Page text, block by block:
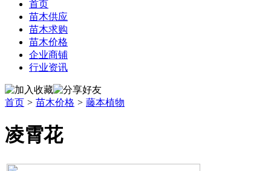
首页
苗木供应
苗木求购
苗木价格
企业商铺
行业资讯
首页 > 苗木价格 > 藤本植物
凌霄花